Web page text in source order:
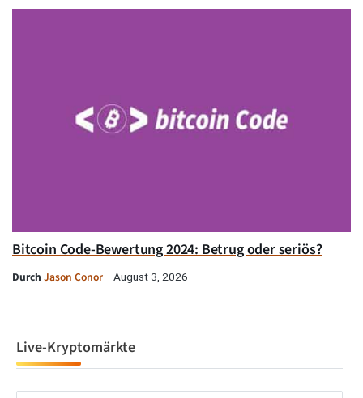
Bitcoin Code-Bewertung 2024: Betrug oder seriös?
Durch Jason Conor August 3, 2026
Live-Kryptomärkte